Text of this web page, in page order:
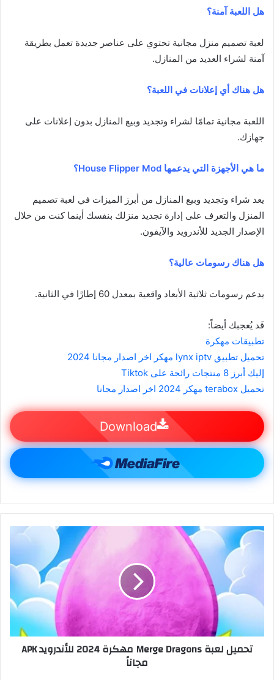
هل اللعبة آمنة؟
لعبة تصميم منزل مجانية تحتوي على عناصر جديدة تعمل بطريقة
آمنة لشراء العديد من المنازل.
هل هناك أي إعلانات في اللعبة؟
اللعبة مجانية تمامًا لشراء وتجديد وبيع المنازل بدون إعلانات على
جهازك.
ما هي الأجهزة التي يدعمها House Flipper Mod؟
يعد شراء وتجديد وبيع المنازل من أبرز الميزات في لعبة تصميم
المنزل والتعرف على إدارة تجديد منزلك بنفسك أينما كنت من خلال
الإصدار الجديد للأندرويد والآيفون.
هل هناك رسومات عالية؟
يدعم رسومات ثلاثية الأبعاد واقعية بمعدل 60 إطارًا في الثانية.
قَد يُعجبك أيضاً:
تطبيقات مهكرة
تحميل تطبيق lynx iptv مهكر اخر اصدار مجانا 2024
إليك أبرز 8 منتجات رائجة على Tiktok
تحميل terabox مهكر 2024 اخر اصدار مجانا
Download
تحميل لعبة Merge Dragons مهكرة 2024 للأندرويد APK
مجاناً